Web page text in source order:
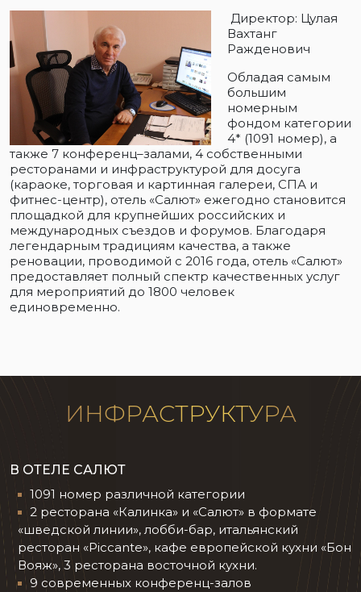
Директор: Цулая
Вахтанг
Ражденович
Обладая самым
большим
номерным
фондом категории
4* (1091 номер), а
также 7 конференц–залами, 4 собственными
ресторанами и инфраструктурой для досуга
(караоке, торговая и картинная галереи, СПА и
фитнес-центр), отель «Салют» ежегодно становится
площадкой для крупнейших российских и
международных съездов и форумов. Благодаря
легендарным традициям качества, а также
реновации, проводимой с 2016 года, отель «Салют»
предоставляет полный спектр качественных услуг
для мероприятий до 1800 человек
единовременно.
ИНФРАСТРУКТУРА
В ОТЕЛЕ САЛЮТ
1091 номер различной категории
2 ресторана «Калинка» и «Салют» в формате
«шведской линии», лобби-бар, итальянский
ресторан «Piccante», кафе европейской кухни «Бон
Вояж», 3 ресторана восточной кухни.
9 современных конференц-залов